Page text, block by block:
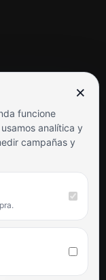
×
funcione
analítica y
campañas y